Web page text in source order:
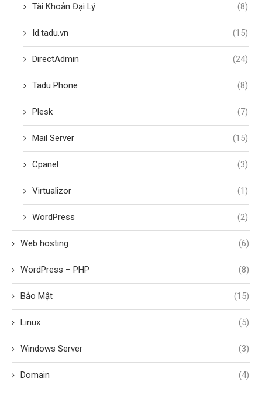
Tài Khoản Đại Lý (8)
Id.tadu.vn (15)
DirectAdmin (24)
Tadu Phone (8)
Plesk (7)
Mail Server (15)
Cpanel (3)
Virtualizor (1)
WordPress (2)
Web hosting (6)
WordPress – PHP (8)
Bảo Mật (15)
Linux (5)
Windows Server (3)
Domain (4)